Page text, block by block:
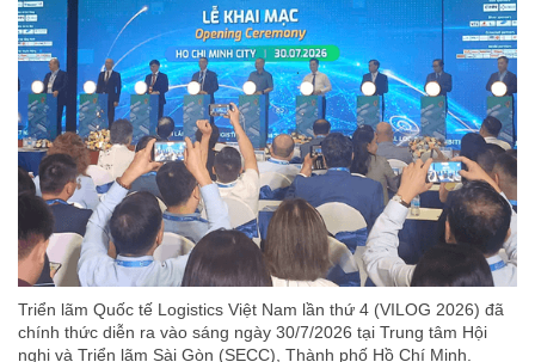
Triển lãm Quốc tế Logistics Việt Nam lần thứ 4 (VILOG 2026) đã
chính thức diễn ra vào sáng ngày 30/7/2026 tại Trung tâm Hội
nghị và Triển lãm Sài Gòn (SECC), Thành phố Hồ Chí Minh.